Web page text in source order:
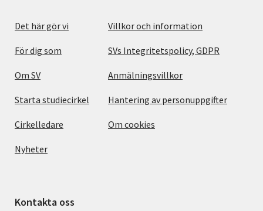
Det här gör vi
För dig som
Om SV
Starta studiecirkel
Cirkelledare
Nyheter
Villkor och information
SVs Integritetspolicy, GDPR
Anmälningsvillkor
Hantering av personuppgifter
Om cookies
Kontakta oss